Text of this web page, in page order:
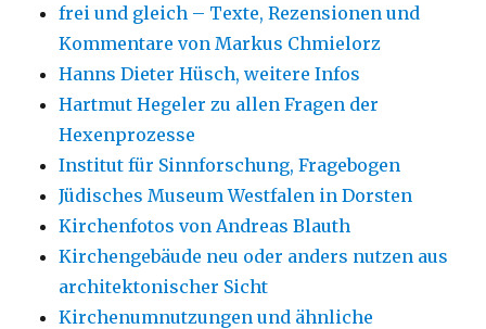
frei und gleich – Texte, Rezensionen und
Kommentare von Markus Chmielorz
Hanns Dieter Hüsch, weitere Infos
Hartmut Hegeler zu allen Fragen der
Hexenprozesse
Institut für Sinnforschung, Fragebogen
Jüdisches Museum Westfalen in Dorsten
Kirchenfotos von Andreas Blauth
Kirchengebäude neu oder anders nutzen aus
architektonischer Sicht
Kirchenumnutzungen und ähnliche